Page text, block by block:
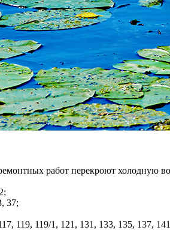
работ перекроют холодную
37;
119, 119/1, 121, 131, 133, 135, 137,